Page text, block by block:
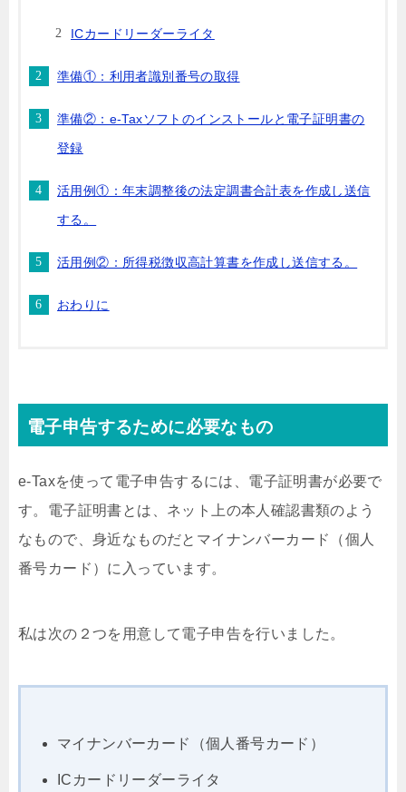
ICカードリーダーライタ
準備①：利用者識別番号の取得
準備②：e-Taxソフトのインストールと電子証明書の
登録
活用例①：年末調整後の法定調書合計表を作成し送信
する。
活用例②：所得税徴収高計算書を作成し送信する。
おわりに
電子申告するために必要なもの
e-Taxを使って電子申告するには、電子証明書が必要で
す。電子証明書とは、ネット上の本人確認書類のよう
なもので、身近なものだとマイナンバーカード（個人
番号カード）に入っています。
私は次の２つを用意して電子申告を行いました。
マイナンバーカード（個人番号カード）
ICカードリーダーライタ